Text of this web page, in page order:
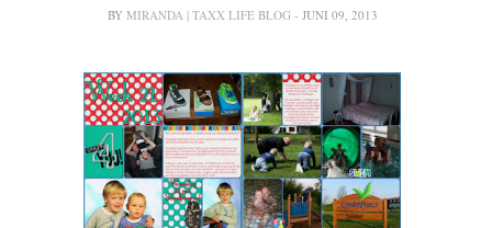
BY MIRANDA | TAXX LIFE BLOG - JUNI 09, 2013